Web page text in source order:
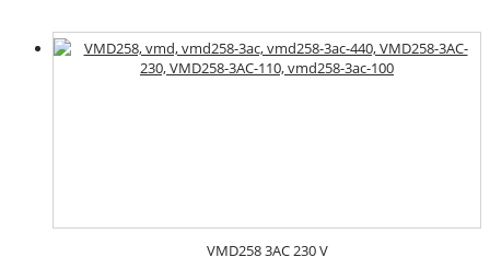
VMD258 3AC 230 V